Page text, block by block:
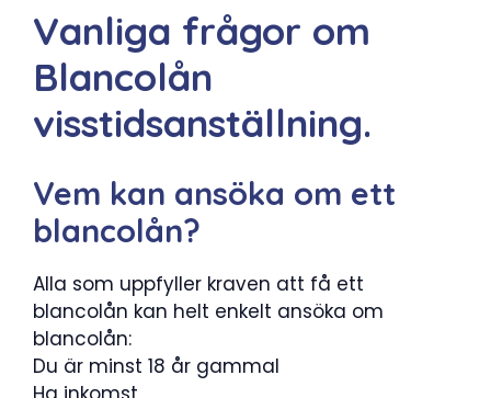
Vanliga frågor om
Blancolån
visstidsanställning.
Vem kan ansöka om ett
blancolån?
Alla som uppfyller kraven att få ett
blancolån kan helt enkelt ansöka om
blancolån:
Du är minst 18 år gammal